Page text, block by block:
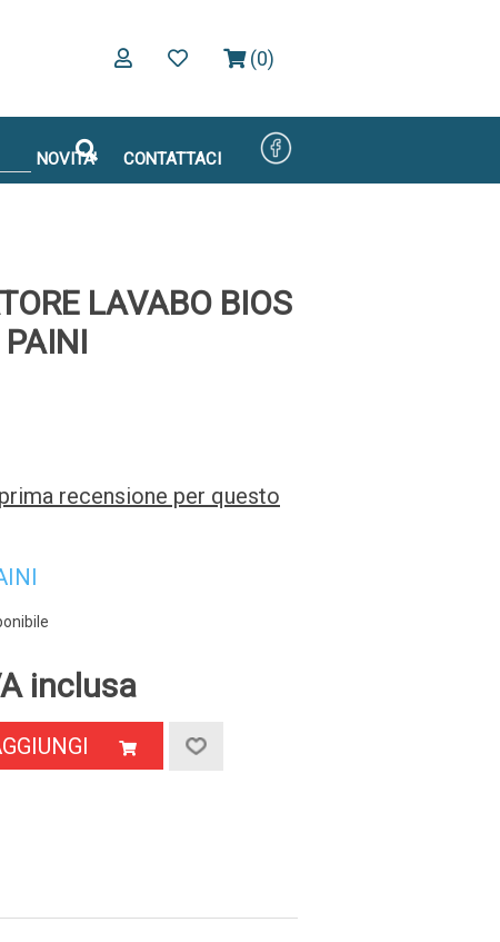
(0)
NOVITA' CONTATTACI
LAVABO BIOS
recensione per questo
inclusa